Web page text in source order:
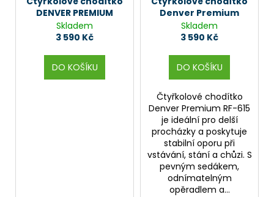
DENVER PREMIUM
Skladem
3 590 Kč
DO KOŠÍKU
Denver Premium
Skladem
3 590 Kč
DO KOŠÍKU
Čtyřkolové chodítko
Denver Premium RF-615
je ideální pro delší
procházky a poskytuje
stabilní oporu při
vstávání, stání a chůzi. S
pevným sedákem,
odnímatelným
opěradlem a...